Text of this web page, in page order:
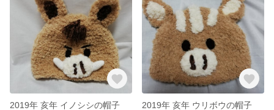
2019年 亥年 イノシシの帽子
2019年 亥年 ウリボウの帽子